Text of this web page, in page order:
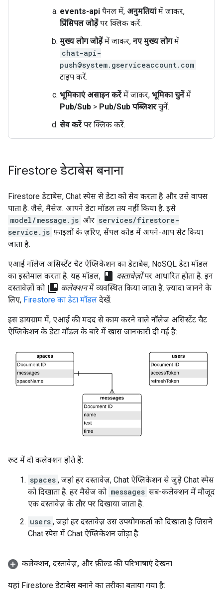
events-api पैनल में, अनुमतियांमें जाकर,
प्रिंसिपल जोड़ेंपर क्लिक करें.
मुख्य लोग जोड़ेंमें जाकर, नए मुख्य लोगमें
chat-api-
push@system.gserviceaccount.com
टाइप करें.
भूमिकाएं असाइन करेंमें जाकर, भूमिका चुनेंमें
Pub/Sub > Pub/Sub पब्लिशरचुनें.
सेव करेंपर क्लिक करें.
Firestore डेटाबेस बनाना
Firestore डेटाबेस, Chat स्पेस से डेटा को सेव करता है और उसे वापस
पाता है. जैसे, मैसेज. आपने डेटा मॉडल तय नहीं किया है. इसे
model/message.js और services/firestore-
service.js फ़ाइलों के ज़रिए, सैंपल कोड में अपने-आप सेट किया
जाता है.
एआई नॉलेज असिस्टेंट चैट ऐप्लिकेशन का डेटाबेस, NoSQL डेटा मॉडल
का इस्तेमाल करता है. यह मॉडल, class दस्तावेज़ोंपर आधारित होता है. इन
दस्तावेज़ों को collections_bookmark कलेक्शनमें व्यवस्थित किया जाता है. ज़्यादा जानने के
लिए, Firestore का डेटा मॉडल देखें.
इस डायग्राम में, एआई की मदद से काम करने वाले नॉलेज असिस्टेंट चैट
ऐप्लिकेशन के डेटा मॉडल के बारे में खास जानकारी दी गई है:
रूट में दो कलेक्शन होते हैं:
spaces , जहां हर दस्तावेज़, Chat ऐप्लिकेशन से जुड़े Chat स्पेस
को दिखाता है. हर मैसेज को messages सब-कलेक्शन में मौजूद
एक दस्तावेज़ के तौर पर दिखाया जाता है.
users , जहां हर दस्तावेज़ उस उपयोगकर्ता को दिखाता है जिसने
Chat स्पेस में Chat ऐप्लिकेशन जोड़ा है.
कलेक्शन, दस्तावेज़, और फ़ील्ड की परिभाषाएं देखना
यहां Firestore डेटाबेस बनाने का तरीका बताया गया है: